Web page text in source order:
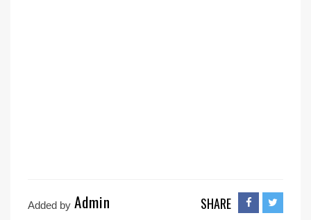
Added by Admin SHARE